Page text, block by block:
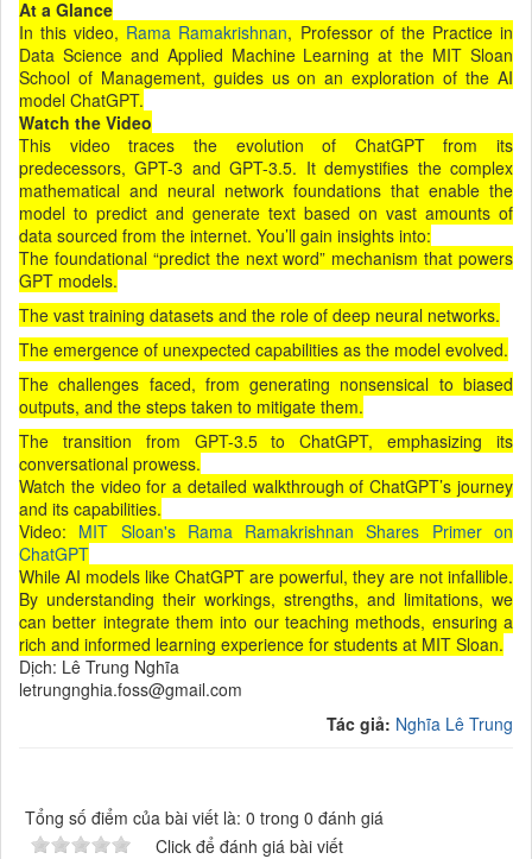
At a Glance
In this video, Rama Ramakrishnan, Professor of the Practice in
Data Science and Applied Machine Learning at the MIT Sloan
School of Management, guides us on an exploration of the AI
model ChatGPT.
Watch the Video
This video traces the evolution of ChatGPT from its
predecessors, GPT-3 and GPT-3.5. It demystifies the complex
mathematical and neural network foundations that enable the
model to predict and generate text based on vast amounts of
data sourced from the internet. You’ll gain insights into:
The foundational “predict the next word” mechanism that powers
GPT models.
The vast training datasets and the role of deep neural networks.
The emergence of unexpected capabilities as the model evolved.
The challenges faced, from generating nonsensical to biased
outputs, and the steps taken to mitigate them.
The transition from GPT-3.5 to ChatGPT, emphasizing its
conversational prowess.
Watch the video for a detailed walkthrough of ChatGPT’s journey
and its capabilities.
Video: MIT Sloan's Rama Ramakrishnan Shares Primer on
ChatGPT
While AI models like ChatGPT are powerful, they are not infallible.
By understanding their workings, strengths, and limitations, we
can better integrate them into our teaching methods, ensuring a
rich and informed learning experience for students at MIT Sloan.
Dịch: Lê Trung Nghĩa
letrungnghia.foss@gmail.com
Tác giả: Nghĩa Lê Trung
Tổng số điểm của bài viết là: 0 trong 0 đánh giá
Click để đánh giá bài viết